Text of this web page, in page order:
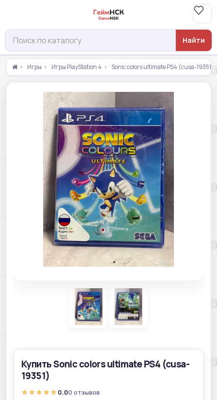
Найти
Игры Игры PlayStation 4 Sonic colors ultimate PS4 (cusa-19351)
Купить Sonic colors ultimate PS4 (cusa-
19351)
☆☆☆☆☆ 0.00 отзывов